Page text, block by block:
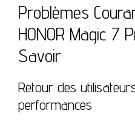
Problèmes
HONOR Magic 7
Savoir
Retour des
performances